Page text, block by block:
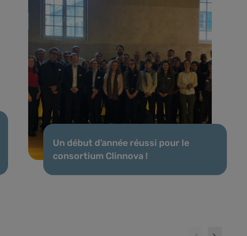
Un début d’année réussi pour le
consortium Clinnova !